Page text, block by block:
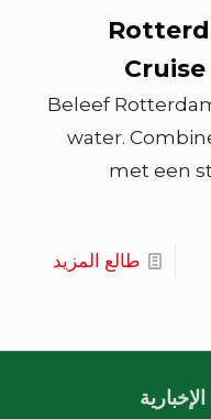
Beleef
water.
met een
طالع المزيد